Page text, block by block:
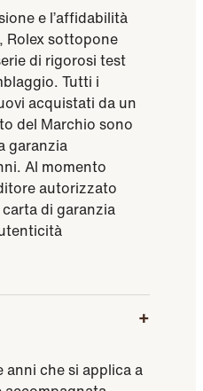
e l’affidabilità
Rolex sottopone
di rigorosi test
Tutti i
acquistati da un
del Marchio sono
garanzia
Al momento
autorizzato
di garanzia
che si applica a